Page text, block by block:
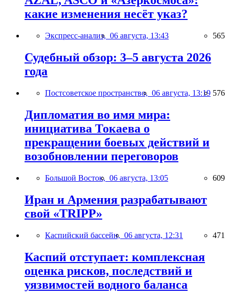
какие изменения несёт указ?
Экспресс-анализ, 06 августа, 13:43 565
Судебный обзор: 3–5 августа 2026
года
Постсоветское пространство, 06 августа, 13:19 576
Дипломатия во имя мира:
инициатива Токаева о
прекращении боевых действий и
возобновлении переговоров
Большой Восток, 06 августа, 13:05 609
Иран и Армения разрабатывают
свой «TRIPP»
Каспийский бассейн, 06 августа, 12:31 471
Каспий отступает: комплексная
оценка рисков, последствий и
уязвимостей водного баланса